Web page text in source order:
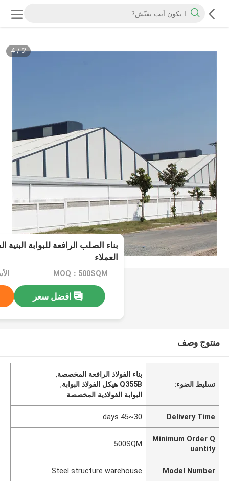
2
/
4
بناء الصلب الرافعة للبوابة
العملاء
MOQ：500SQM
افضل سعر
منتوج وصف
تسليط الضوء:
بناء الفولاذ الرافعة المخصصة,
Q355B هيكل الفولاذ البوابة
,
البوابة الفولاذية المخصصة
Delivery Time
30~45 days
Minimum Order Q
uantity
500SQM
Model Number
Steel structure warehouse